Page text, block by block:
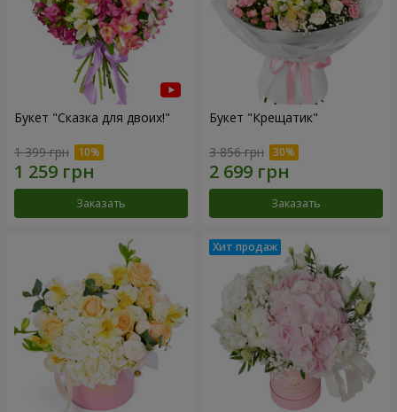
Букет "Сказка для двоих!"
1 399 грн
Заказать
Букет "Крещатик"
3 856 грн
Заказать